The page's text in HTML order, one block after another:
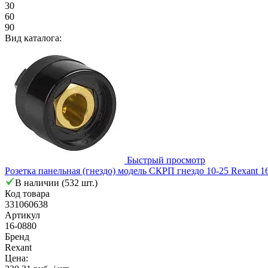
30
60
90
Вид каталога:
Быстрый просмотр
Розетка панельная (гнездо) модель СКРП гнездо 10-25 Rexant
В наличии (532 шт.)
Код товара
331060638
Артикул
16-0880
Бренд
Rexant
Цена: